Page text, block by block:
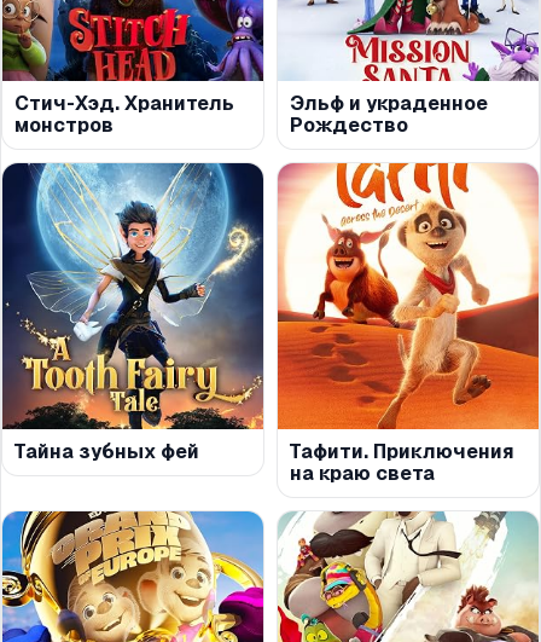
Стич-Хэд. Хранитель
монстров
Эльф и украденное
Рождество
Тайна зубных фей
Тафити. Приключения
на краю света